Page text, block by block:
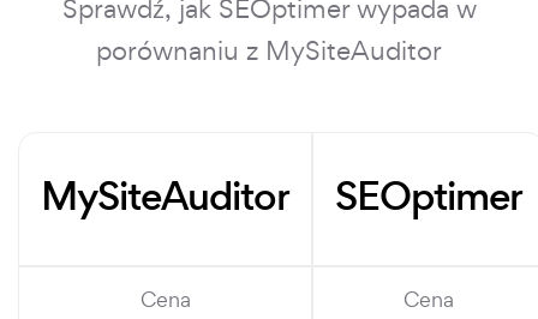
Sprawdź, jak SEOptimer wypada w
porównaniu z MySiteAuditor
MySiteAuditor SEOptimer
Cena
Cena